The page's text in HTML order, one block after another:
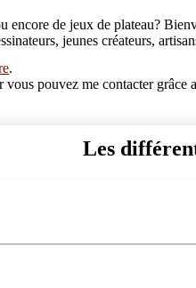
encore de jeux de plateau?
jeunes créateurs,
.
vous pouvez me contacter grâce
Les